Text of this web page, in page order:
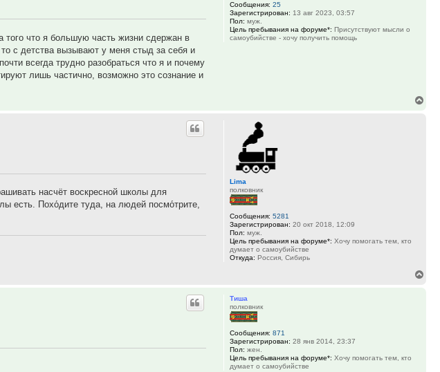
Сообщения: 25
Зарегистрирован: 13 авг 2023, 03:57
Пол: муж.
Цель пребывания на форуме*: Присутствуют мысли о
самоубийстве - хочу получить помощь
что я большую часть жизни сдержан в
с детства вызывают у меня стыд за себя и
всегда трудно разобраться что я и почему
лишь частично, возможно это сознание и
Lima
полковник
Сообщения: 5281
Зарегистрирован: 20 окт 2018, 12:09
Пол: муж.
Цель пребывания на форуме*: Хочу помогать тем, кто
думает о самоубийстве
Откуда: Россия, Сибирь
насчёт воскресной школы для
есть. Похо́дите туда, на людей посмо́трите,
Тиша
полковник
Сообщения: 871
Зарегистрирован: 28 янв 2014, 23:37
Пол: жен.
Цель пребывания на форуме*: Хочу помогать тем, кто
думает о самоубийстве